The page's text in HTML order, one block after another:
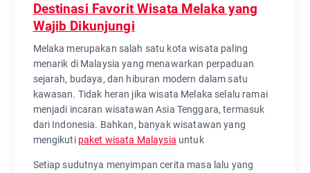
Destinasi Favorit Wisata Melaka yang
Wajib Dikunjungi
Melaka merupakan salah satu kota wisata paling
menarik di Malaysia yang menawarkan perpaduan
sejarah, budaya, dan hiburan modern dalam satu
kawasan. Tidak heran jika wisata Melaka selalu ramai
menjadi incaran wisatawan Asia Tenggara, termasuk
dari Indonesia. Bahkan, banyak wisatawan yang
mengikuti paket wisata Malaysia untuk
Setiap sudutnya menyimpan cerita masa lalu yang